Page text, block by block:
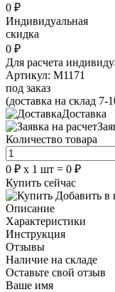
0 ₽
Индивидуальная
скидка
0 ₽
Для расчета
Артикул: M1171
под заказ
(доставка на склад 7-
Доставка
Количество товара
0 ₽ х 1 шт = 0 ₽
Купить сейчас
Добавить в
Описание
Характеристики
Инструкция
Отзывы
Наличие на складе
Оставьте свой отзыв
Ваше имя